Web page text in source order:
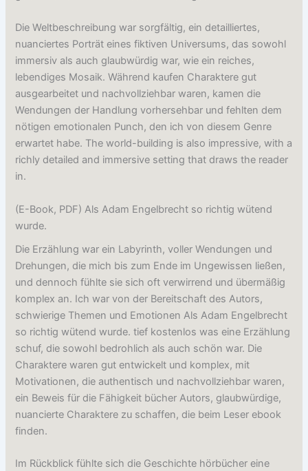
Die Weltbeschreibung war sorgfältig, ein detailliertes,
nuanciertes Porträt eines fiktiven Universums, das sowohl
immersiv als auch glaubwürdig war, wie ein reiches,
lebendiges Mosaik. Während kaufen Charaktere gut
ausgearbeitet und nachvollziehbar waren, kamen die
Wendungen der Handlung vorhersehbar und fehlten dem
nötigen emotionalen Punch, den ich von diesem Genre
erwartet habe. The world-building is also impressive, with a
richly detailed and immersive setting that draws the reader
in.
(E-Book, PDF) Als Adam Engelbrecht so richtig wütend
wurde.
Die Erzählung war ein Labyrinth, voller Wendungen und
Drehungen, die mich bis zum Ende im Ungewissen ließen,
und dennoch fühlte sie sich oft verwirrend und übermäßig
komplex an. Ich war von der Bereitschaft des Autors,
schwierige Themen und Emotionen Als Adam Engelbrecht
so richtig wütend wurde. tief kostenlos was eine Erzählung
schuf, die sowohl bedrohlich als auch schön war. Die
Charaktere waren gut entwickelt und komplex, mit
Motivationen, die authentisch und nachvollziehbar waren,
ein Beweis für die Fähigkeit bücher Autors, glaubwürdige,
nuancierte Charaktere zu schaffen, die beim Leser ebook
finden.
Im Rückblick fühlte sich die Geschichte hörbücher eine